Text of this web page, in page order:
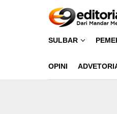
SULBAR
OPINI